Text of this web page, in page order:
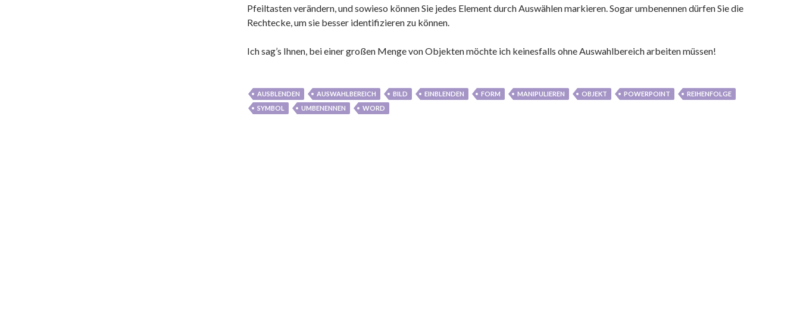
Pfeiltasten verändern, und sowieso können Sie jedes Element durch Auswählen markieren. Sogar umbenennen dürfen Sie die
Rechtecke, um sie besser identifizieren zu können.
Ich sag’s Ihnen, bei einer großen Menge von Objekten möchte ich keinesfalls ohne Auswahlbereich arbeiten müssen!
AUSBLENDEN AUSWAHLBEREICH BILD EINBLENDEN FORM MANIPULIEREN OBJEKT POWERPOINT
REIHENFOLGE
SYMBOL
UMBENENNEN WORD